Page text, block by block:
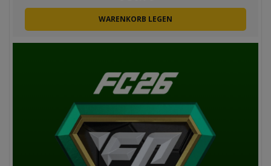
WARENKORB LEGEN